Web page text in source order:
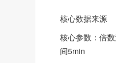
核心数据来源
核心参数：倍
间5min